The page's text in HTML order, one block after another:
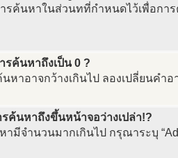
ค้นหาในส่วนทที่กำหนดไว้เพื่อการ
ค้นหาถึงเป็น 0 ?
าอาจกว้างเกินไป ลองเปลี่ยนคำ
ค้นหาถึงขึ้นหน้าจอว่างเปล่า!?
มีจำนวนมากเกินไป กรุณาระบุ